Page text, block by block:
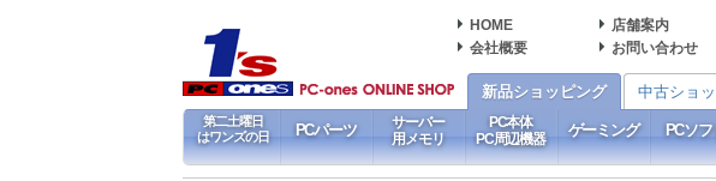
HOME 店舗案内
会社概要
お問い合わせ
新品ショッピング 中古ショ
第二土曜日
はワンズの日
PCパーツ
サーバー
用メモリ
PC本体
PC周辺機器
ゲーミング PCソフ